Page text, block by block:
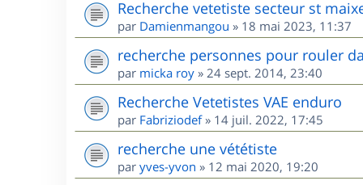
Recherche vetetiste secteur st
par Damienmangou » 18 mai 2023, 11:37
recherche personnes pour rouler
par micka roy » 24 sept. 2014, 23:40
Recherche Vetetistes VAE enduro
par Fabriziodef» 14 juil. 2022, 17:45
recherche une vététiste
par yves-yvon » 12 mai 2020, 19:20